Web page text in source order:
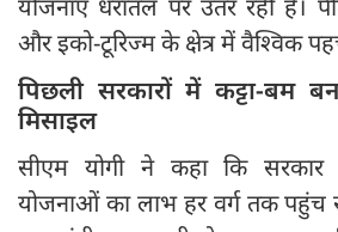
योजनाएं धरातल पर उतर रही हैं।
और इको-टूरिज्म के क्षेत्र में वैश्विक
पिछली सरकारों में कट्टा-बम
मिसाइल
सीएम योगी ने कहा कि सरकार
योजनाओं का लाभ हर वर्ग तक पहुंच